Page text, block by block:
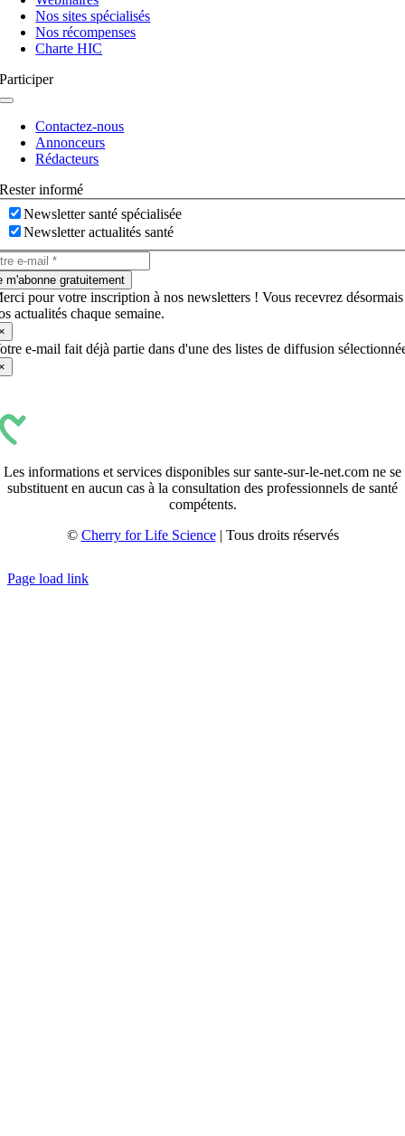
Nos sites spécialisés
Nos récompenses
Charte HIC
Participer
Navigation
basculeContactez-nous
Annonceurs
Rédacteurs
Rester informé
Newsletter santé spécialisée
Newsletter actualités santé
m'abonne gratuitement
pour votre inscription à nos newsletters ! Vous recevrez désormais
actualités chaque semaine.
e-mail fait déjà partie dans d'une des listes de diffusion
Les informations et services disponibles sur sante-sur-le-net.com ne se
substituent en aucun cas à la consultation des professionnels de santé
compétents.
© Cherry for Life Science| Tous droits réservés
Page load link